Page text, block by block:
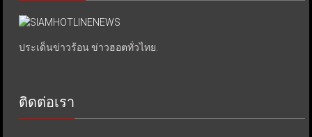
ประเด็นข่าวร้อน ข่าวฮอตทั่วไทย.
ติดต่อเรา